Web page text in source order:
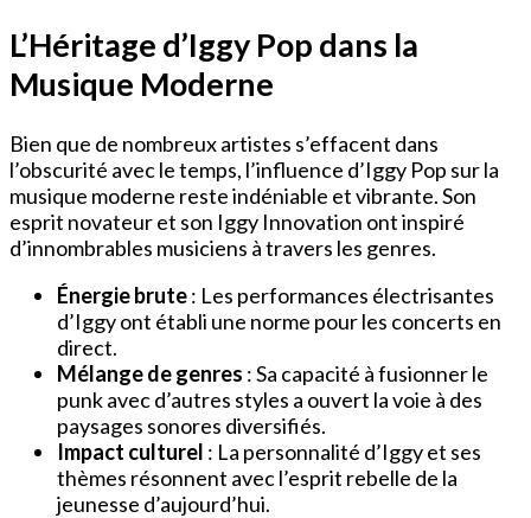
L’Héritage d’Iggy Pop dans la
Musique Moderne
Bien que de nombreux artistes s’effacent dans
l’obscurité avec le temps, l’influence d’Iggy Pop sur la
musique moderne reste indéniable et vibrante. Son
esprit novateur et son Iggy Innovation ont inspiré
d’innombrables musiciens à travers les genres.
Énergie brute: Les performances électrisantes
d’Iggy ont établi une norme pour les concerts en
direct.
Mélange de genres : Sa capacité à fusionner le
punk avec d’autres styles a ouvert la voie à des
paysages sonores diversifiés.
Impact culturel : La personnalité d’Iggy et ses
thèmes résonnent avec l’esprit rebelle de la
jeunesse d’aujourd’hui.